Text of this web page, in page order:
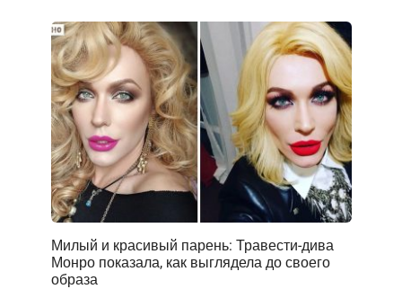
Милый и красивый парень: Травести-дива
Монро показала, как выглядела до своего
образа